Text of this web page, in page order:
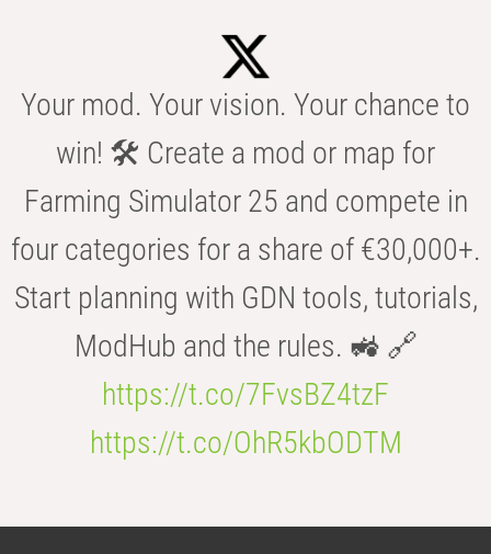
Your mod. Your vision. Your chance to
win! 🛠️ Create a mod or map for
Farming Simulator 25 and compete in
four categories for a share of €30,000+.
Start planning with GDN tools, tutorials,
ModHub and the rules. 🚜 🔗
https://t.co/7FvsBZ4tzF
https://t.co/OhR5kbODTM